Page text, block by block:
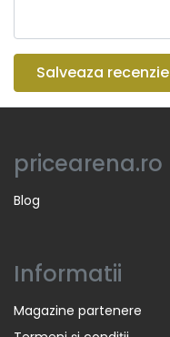
Salveaza recenzie
pricearena.ro
Blog
Informatii
Magazine partenere